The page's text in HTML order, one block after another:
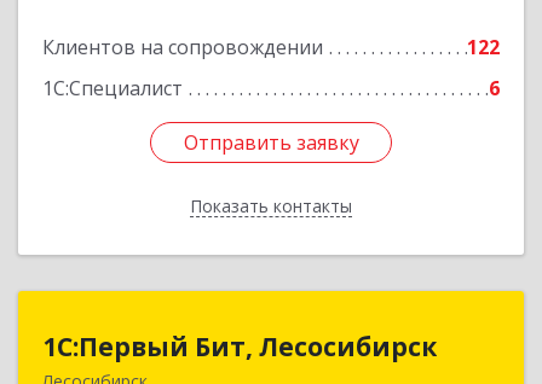
Клиентов на сопровождении
122
1С:Специалист
6
Отправить заявку
Показать контакты
Отправить заявку
Назад
1С:Первый Бит, Лесосибирск
1С:Первый Бит, Лесосибирск